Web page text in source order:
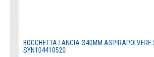
BOCCHETTA LANCIA Ø40MM ASPIRAPOLVERE
SYN104410520